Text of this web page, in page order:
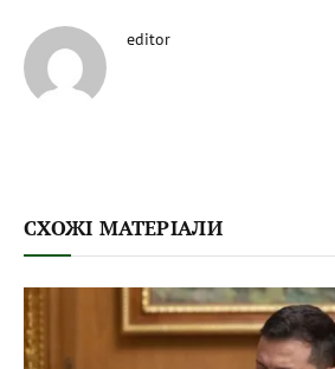
editor
СХОЖІ МАТЕРІАЛИ